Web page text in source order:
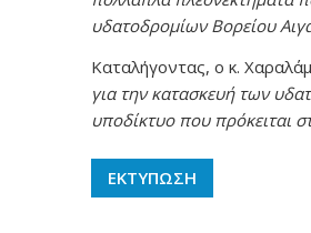
υδατοδρομίων Βορείου
Καταλήγοντας, ο κ.
για την κατασκευή των
υποδίκτυο που πρόκειται
ΕΚΤΥΠΩΣΗ